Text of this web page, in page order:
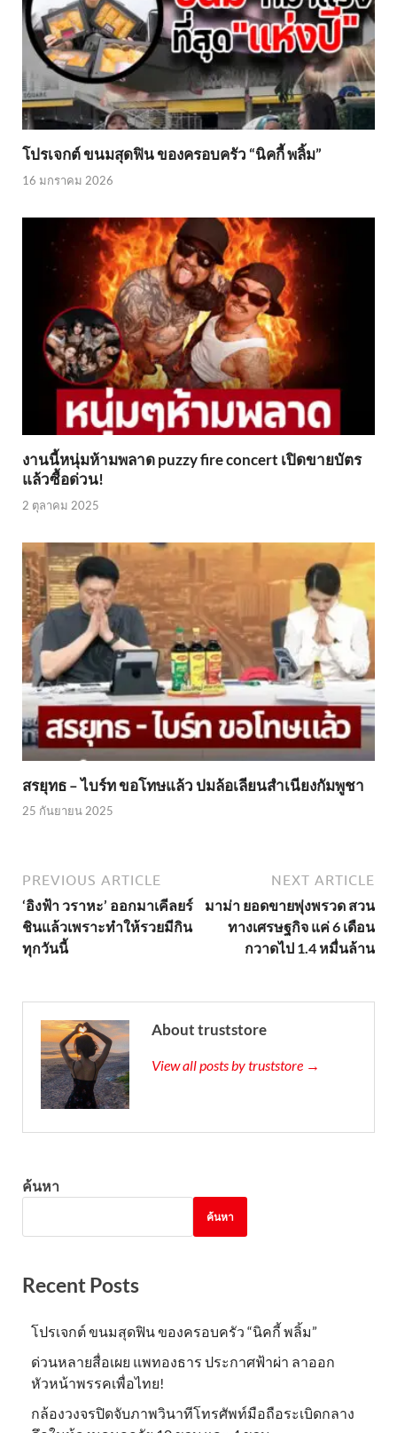
โปรเจกต์ ขนมสุดฟิน ของครอบครัว “นิคกี้ พลิ้ม”
16 มกราคม 2026
งานนี้หนุ่มห้ามพลาด puzzy fire concert เปิดขายบัตร
แล้วซื้อด่วน!
2 ตุลาคม 2025
สรยุทธ – ไบร์ท ขอโทษแล้ว ปมล้อเลียนสำเนียงกัมพูชา
25 กันยายน 2025
PREVIOUS ARTICLE
‘อิงฟ้า วราหะ’ ออกมาเคีลยร์
ชินแล้วเพราะทำให้รวยมีกิน
ทุกวันนี้
NEXT ARTICLE
มาม่า ยอดขายพุ่งพรวด สวน
ทางเศรษฐกิจ แค่ 6 เดือน
กวาดไป 1.4 หมื่นล้าน
About truststore
View all posts by truststore →
ค้นหา
ค้นหา
Recent Posts
โปรเจกต์ ขนมสุดฟิน ของครอบครัว “นิคกี้ พลิ้ม”
ด่วนหลายสื่อเผย แพทองธาร ประกาศฟ้าผ่า ลาออก
หัวหน้าพรรคเพื่อไทย!
กล้องวงจรปิดจับภาพวินาทีโทรศัพท์มือถือระเบิดกลาง